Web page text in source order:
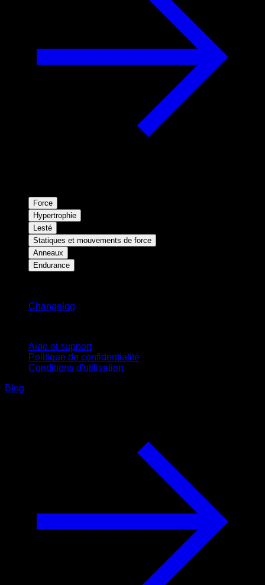
Force
Hypertrophie
Lesté
Statiques et mouvements de force
Anneaux
Endurance
Changelog
Aide et support
Politique de confidentialité
Conditions d'utilisation
Blog